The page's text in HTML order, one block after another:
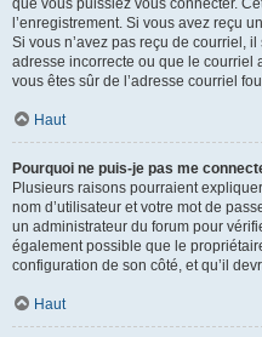
que vous puissiez vous connecter.
l’enregistrement. Si vous avez reçu
Si vous n’avez pas reçu de courriel,
adresse incorrecte ou que le courriel
vous êtes sûr de l’adresse courriel
Haut
Pourquoi ne puis-je pas me
Plusieurs raisons pourraient
nom d’utilisateur et votre mot de
un administrateur du forum pour
également possible que le
configuration de son côté, et qu’il
Haut